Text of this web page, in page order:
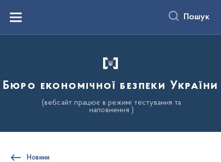
вмістуMenu Пошук
Бюро економічної безпеки України
(вебсайт працює в режимі тестування та
наповнення )
Новини